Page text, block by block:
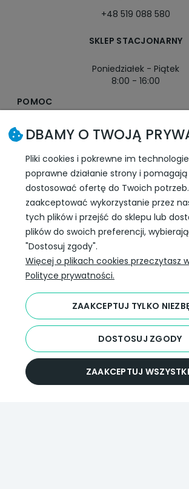
+48 519 088 580
SKLEP STACJONARNY
Poniedziałek - Piątek
8:00 - 16:00
POMOC
MOJE KONTO
PŁATNOŚCI I DOSTAWA
INFORMACJE
SLEDŹ NAS W SOCIAL
Darmowa
DBAMY O TWOJĄ
Pliki cookies i pokrewne im
poprawne działanie strony i
dostosować ofertę do Twoich potrzeb.
zaakceptować wykorzystanie przez
tych plików i przejść do sklepu lub
plików do swoich preferencji,
"Dostosuj zgody".
Więcej o plikach cookies przeczytasz
Polityce prywatności.
ZAAKCEPTUJ TYLKO
DOSTOSUJ ZGODY
ZAAKCEPTUJ